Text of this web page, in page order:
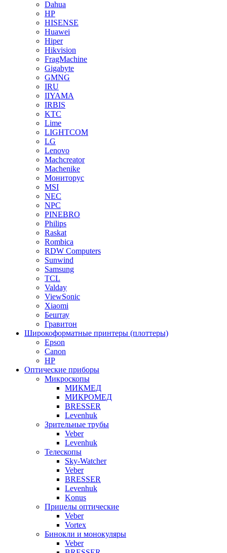
Dahua
HP
HISENSE
Huawei
Hiper
Hikvision
FragMachine
Gigabyte
GMNG
IRU
IIYAMA
IRBIS
KTC
Lime
LIGHTCOM
LG
Lenovo
Machcreator
Machenike
Мониторус
MSI
NEC
NPC
PINEBRO
Philips
Raskat
Rombica
RDW Computers
Sunwind
Samsung
TCL
Valday
ViewSonic
Xiaomi
Бештау
Гравитон
Широкоформатные принтеры (плоттеры)
Epson
Canon
HP
Оптические приборы
Микроскопы
МИКМЕД
МИКРОМЕД
BRESSER
Levenhuk
Зрительные трубы
Veber
Levenhuk
Телескопы
Sky-Watcher
Veber
BRESSER
Levenhuk
Konus
Прицелы оптические
Veber
Vortex
Бинокли и монокуляры
Veber